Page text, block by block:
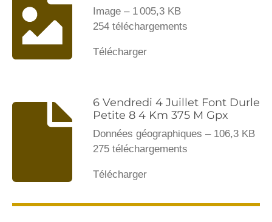
Image – 1 005,3 KB
254 téléchargements
Télécharger
6 Vendredi 4 Juillet Font Durle
Petite 8 4 Km 375 M Gpx
Données géographiques – 106,3 KB
275 téléchargements
Télécharger